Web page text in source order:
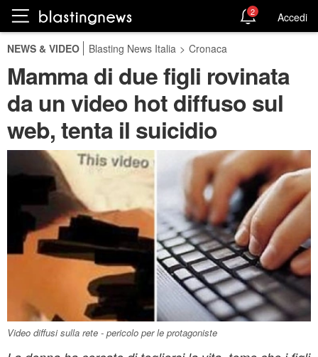
2 Accedi
NEWS & VIDEO Blasting News Italia > Cronaca
Mamma di due figli rovinata
da un video hot diffuso sul
web, tenta il suicidio
Video diffusi sulla rete - pericolo per le protagoniste